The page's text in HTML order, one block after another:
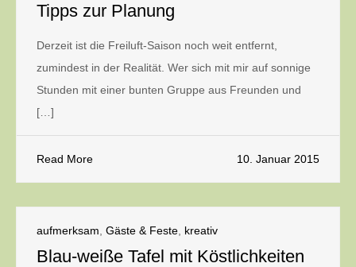
Tipps zur Planung
Derzeit ist die Freiluft-Saison noch weit entfernt,
zumindest in der Realität. Wer sich mit mir auf sonnige
Stunden mit einer bunten Gruppe aus Freunden und
[…]
Read More 10. Januar 2015
aufmerksam Gäste & Feste kreativ
Blau-weiße Tafel mit Köstlichkeiten